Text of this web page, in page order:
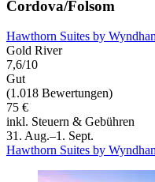
Cordova/Folsom
Hawthorn Suites by
Gold River
7,6/10
Gut
(1.018 Bewertungen)
75 €
inkl. Steuern & Gebühren
31. Aug.–1. Sept.
Hawthorn Suites by